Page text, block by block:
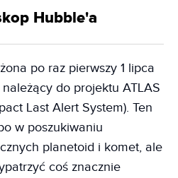
Hubble'a
po raz pierwszy 1 lipca
do projektu ATLAS
Last Alert System). Ten
w poszukiwaniu
planetoid i komet, ale
coś znacznie